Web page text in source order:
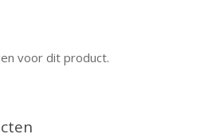
voor dit product.